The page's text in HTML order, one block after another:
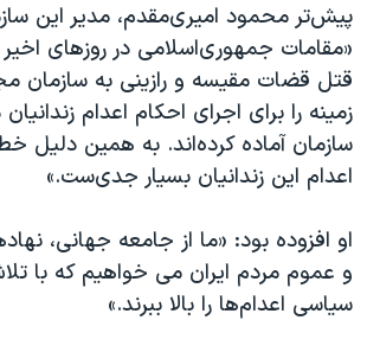
پیش‌تر محمود امیری‌مقدم، مدیر این
«مقامات جمهوری‌اسلامی در روزهای اخیر
قتل قضات مقیسه و رازینی به سازمان
زمینه را برای اجرای احکام اعدام
سازمان آماده کرده‌اند. به همین دلیل
اعدام این زندانیان بسیار جدی‌ست.»
او افزوده بود: «ما از جامعه جهانی،
و عموم مردم ایران می خواهیم که با
سیاسی اعدام‌ها را بالا ببرند.»